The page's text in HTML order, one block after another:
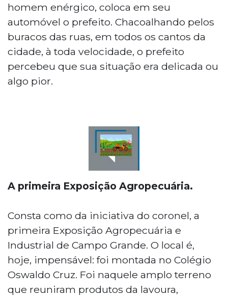
homem enérgico, coloca em seu
automóvel o prefeito. Chacoalhando pelos
buracos das ruas, em todos os cantos da
cidade, à toda velocidade, o prefeito
percebeu que sua situação era delicada ou
algo pior.
A primeira Exposição Agropecuária.
Consta como da iniciativa do coronel, a
primeira Exposição Agropecuária e
Industrial de Campo Grande. O local é,
hoje, impensável: foi montada no Colégio
Oswaldo Cruz. Foi naquele amplo terreno
que reuniram produtos da lavoura,